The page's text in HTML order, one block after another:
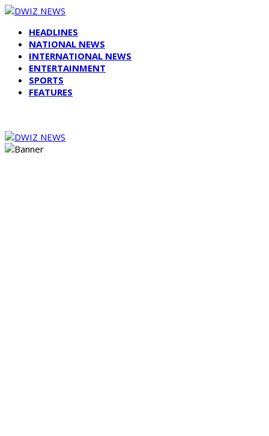
HEADLINES
NATIONAL NEWS
INTERNATIONAL NEWS
ENTERTAINMENT
SPORTS
FEATURES